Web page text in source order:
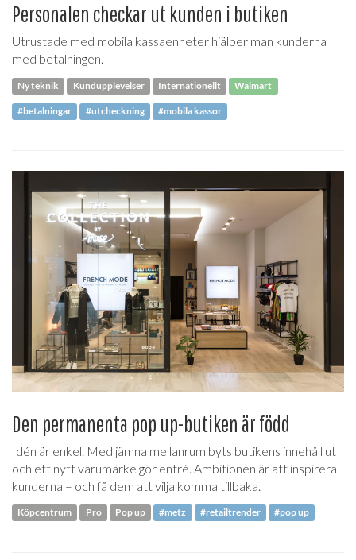
Personalen checkar ut kunden i butiken
Utrustade med mobila kassaenheter hjälper man kunderna
med betalningen.
Ny teknik Kundupplevelser Internationellt Walmart
#betalningar #utcheckning #mobila kassor
Den permanenta pop up-butiken är född
Idén är enkel. Med jämna mellanrum byts butikens innehåll ut
och ett nytt varumärke gör entré. Ambitionen är att inspirera
kunderna – och få dem att vilja komma tillbaka.
Köpcentrum Pro Pop up #metz #retailtrender #pop up